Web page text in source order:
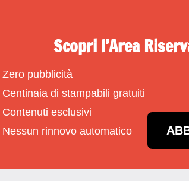
Scopri l’Area
Zero pubblicità
Centinaia di stampabili gratuiti
Contenuti esclusivi
Nessun rinnovo automatico